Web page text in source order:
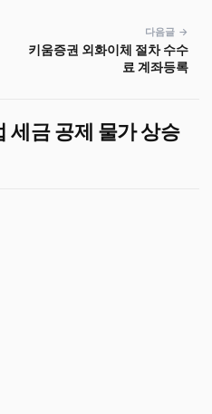
다음글 →
키움증권 외화이체 절차 수수
료 계좌등록
세금 공제 물가 상승